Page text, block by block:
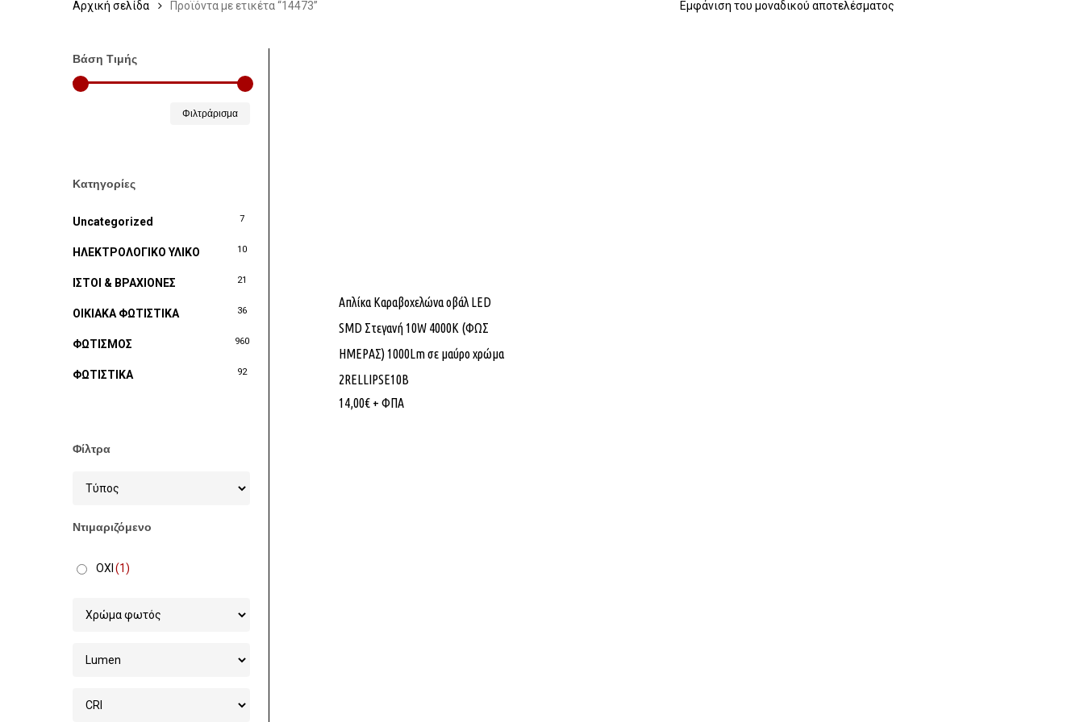
Εμφάνιση του μοναδικού αποτελέσματος
Αρχική σελίδα Προϊόντα με ετικέτα “14473”
Βάση Τιμής
Φιλτράρισμα
Κατηγορίες
Uncategorized 7
ΗΛΕΚΤΡΟΛΟΓΙΚΟ ΥΛΙΚΟ 10
ΙΣΤΟΙ & ΒΡΑΧΙΟΝΕΣ 21
ΟΙΚΙΑΚΑ ΦΩΤΙΣΤΙΚΑ 36
ΦΩΤΙΣΜΟΣ 960
ΦΩΤΙΣΤΙΚΑ 92
Φίλτρα
Ντιμαριζόμενο
ΟΧΙ (1)
Απλίκα Καραβοχελώνα οβάλ LED
SMD Στεγανή 10W 4000K (ΦΩΣ
ΗΜΕΡΑΣ) 1000Lm σε μαύρο χρώμα
2RELLIPSE10B
14,00€ + ΦΠΑ